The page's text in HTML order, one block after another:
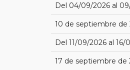
Del 04/09/2026 al
10 de septiembre de
Del 11/09/2026 al 16/
17 de septiembre de